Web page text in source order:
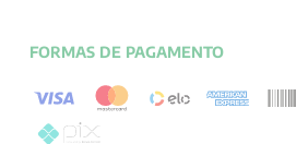
FORMAS DE PAGAMENTO